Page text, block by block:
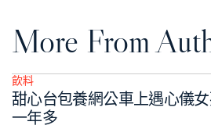
More From
Posted
in
飲料
甜心台包養網公車上遇心儀
一年多